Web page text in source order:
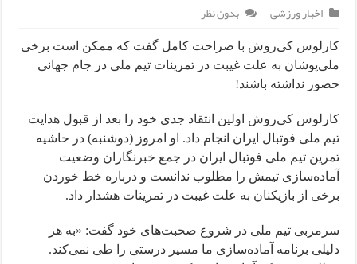
اخبار ورزشی بدون نظر
کارلوس کی‌روش با صراحت کامل گفت که ممکن است برخی
ملی‌پوشان به علت غیبت در تمرینات تیم ملی در جام جهانی
حضور نداشته باشند!
کارلوس کی‌روش اولین انتقاد جدی خود را بعد از قبول هدایت
تیم ملی فوتبال ایران انجام داد. او امروز (دوشنبه) در حاشیه
تمرین تیم ملی فوتبال ایران در جمع خبرنگاران وضعیت
آماده‌سازی تیمش را مطلوب ندانست و درباره خط خوردن
برخی از بازیکنان به علت غیبت در تمرینات هشدار داد.
سرمربی تیم ملی در شروع صحبت‌های خود گفت: «به هر
دلیلی برنامه آماده‌سازی ما مسیر درستی را طی نمی‌کند.